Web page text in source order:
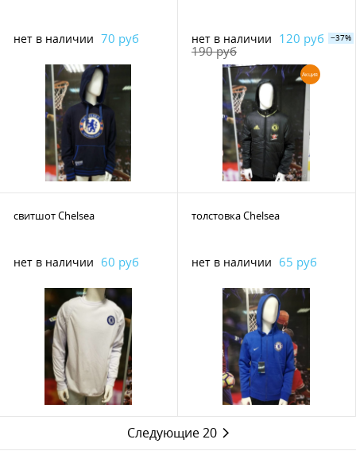
нет в наличии 70 руб нет в наличии
120 руб
190 руб
−37%
Акция
свитшот Chelsea
нет в наличии 60 руб
толстовка Chelsea
нет в наличии 65 руб
Следующие 20